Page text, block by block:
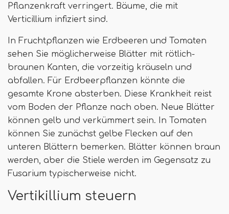
Pflanzenkraft verringert. Bäume, die mit
Verticillium infiziert sind.
In Fruchtpflanzen wie Erdbeeren und Tomaten
sehen Sie möglicherweise Blätter mit rötlich-
braunen Kanten, die vorzeitig kräuseln und
abfallen. Für Erdbeerpflanzen könnte die
gesamte Krone absterben. Diese Krankheit reist
vom Boden der Pflanze nach oben. Neue Blätter
können gelb und verkümmert sein. In Tomaten
können Sie zunächst gelbe Flecken auf den
unteren Blättern bemerken. Blätter können braun
werden, aber die Stiele werden im Gegensatz zu
Fusarium typischerweise nicht.
Vertikillium steuern